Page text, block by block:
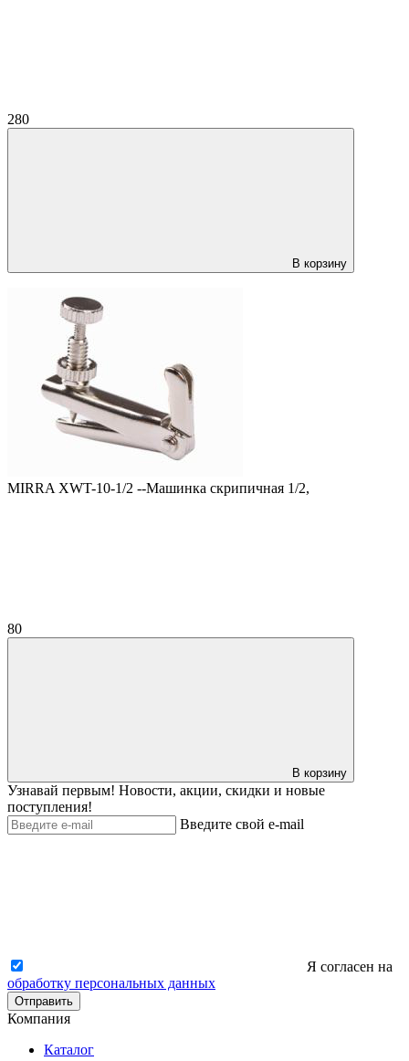
280
В корзину
MIRRA XWT-10-1/2 --Машинка скрипичная 1/2,
80
В корзину
Узнавай первым! Новости, акции, скидки и новые
поступления!
Введите свой e-mail
Я согласен на
обработку персональных данных
Отправить
Компания
Каталог